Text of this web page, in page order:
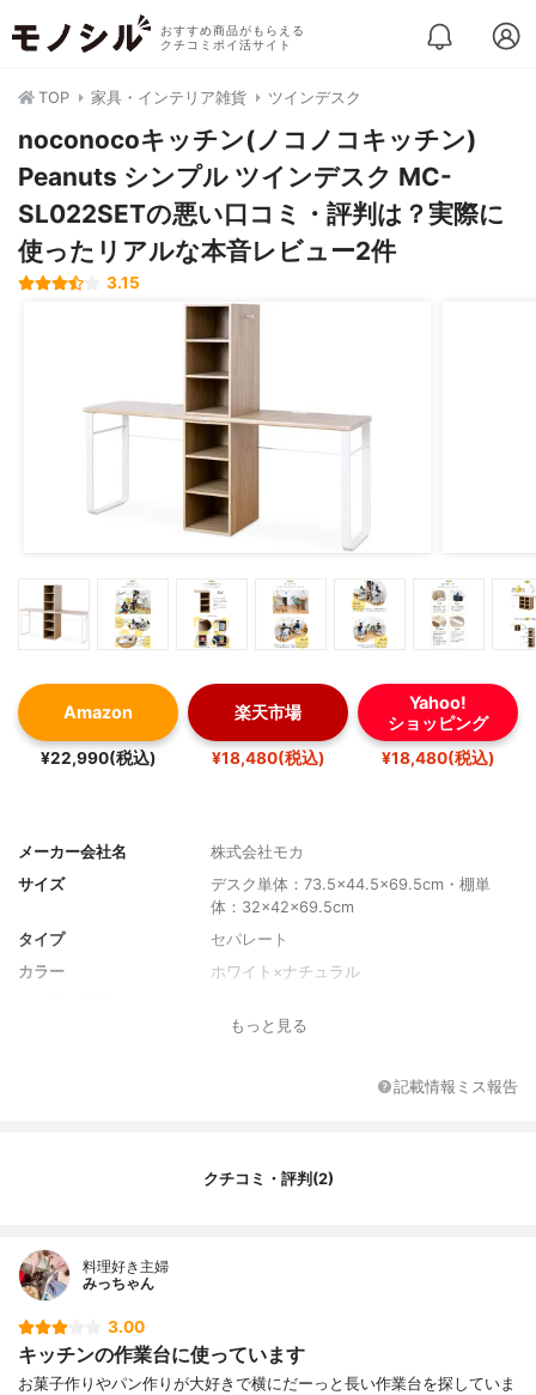
おすすめ商品がもらえる
クチコミポイ活サイト
TOP 家具・インテリア雑貨 ツインデスク
noconocoキッチン(ノコノコキッチン)
Peanuts シンプル ツインデスク MC-
SL022SETの悪い口コミ・評判は？実際に
使ったリアルな本音レビュー2件
3.15
Amazon
¥22,990(税込)
楽天市場
¥18,480(税込)
Yahoo!
ショッピング
¥18,480(税込)
メーカー会社名
株式会社モカ
サイズ
デスク単体：73.5×44.5×69.5cm・棚単
体：32×42×69.5cm
タイプ
セパレート
カラー
ホワイト×ナチュラル
もっと見る
記載情報ミス報告
クチコミ・評判(2)
料理好き主婦
みっちゃん
3.00
キッチンの作業台に使っています
お菓子作りやパン作りが大好きで横にだーっと長い作業台を探していま